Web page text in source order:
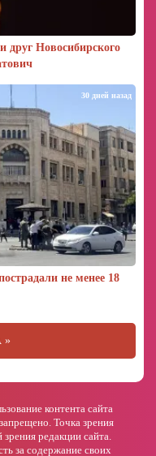
друг Новосибирского
не менее 18
30 дней назад
»
контента сайта
Точка зрения
зрения редакции сайта.
за содержание своих